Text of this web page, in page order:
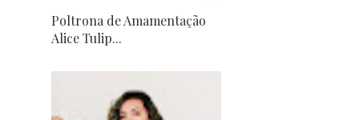
Poltrona de Amamentação
Alice Tulip...